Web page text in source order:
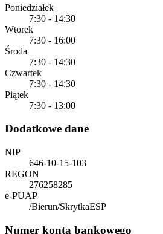
Poniedziałek
7:30 - 14:30
Wtorek
7:30 - 16:00
Środa
7:30 - 14:30
Czwartek
7:30 - 14:30
Piątek
7:30 - 13:00
Dodatkowe dane
NIP
646-10-15-103
REGON
276258285
e-PUAP
/Bierun/SkrytkaESP
Numer konta bankowego